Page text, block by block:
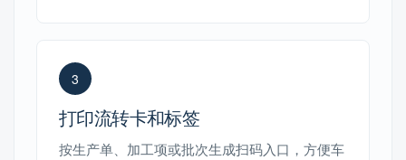
3
打印流转卡和标签
按生产单、加工项或批次生成扫码入口，方便车